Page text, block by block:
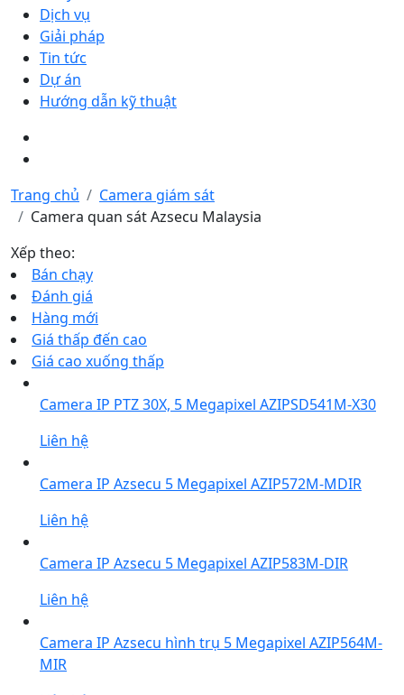
Dịch vụ
Giải pháp
Tin tức
Dự án
Hướng dẫn kỹ thuật
Trang chủ
Camera giám sát
Camera quan sát Azsecu Malaysia
Xếp theo:
Bán chạy
Đánh giá
Hàng mới
Giá thấp đến cao
Giá cao xuống thấp
Camera IP PTZ 30X, 5 Megapixel AZIPSD541M-X30
Liên hệ
Camera IP Azsecu 5 Megapixel AZIP572M-MDIR
Liên hệ
Camera IP Azsecu 5 Megapixel AZIP583M-DIR
Liên hệ
Camera IP Azsecu hình trụ 5 Megapixel AZIP564M-
MIR